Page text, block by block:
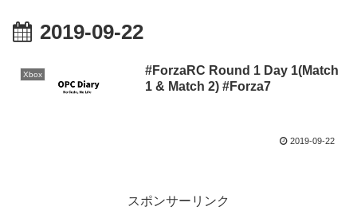
2019-09-22
Xbox
#ForzaRC Round 1 Day 1(Match
1 & Match 2) #Forza7
2019-09-22
スポンサーリンク